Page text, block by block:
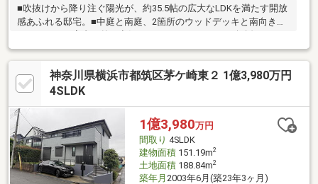
■吹抜けから降り注ぐ陽光が、約35.5帖の広大なLDKを満たす開放
感あふれる邸宅。■中庭と南庭、2箇所のウッドデッキと南向きバ
リングと床暖房が心地よい温もりを演出し、掘りごたつ付き和室
がくつろぎの場をつくる。■敷地326.92m2・延床205.59m2の堂々
たる空間に、WICや外部収納、地下2台車庫など収納力も充実。■
前面16m南道路で陽当たり・開放感も申し分なし。
神奈川県横浜市都筑区茅ケ崎東２ 1億3,980万円
4SLDK
1億3,980万円
間取り 4SLDK
建物面積151.19m2
土地面積188.84m2
築年月 2003年6月(築23年3ヶ月)